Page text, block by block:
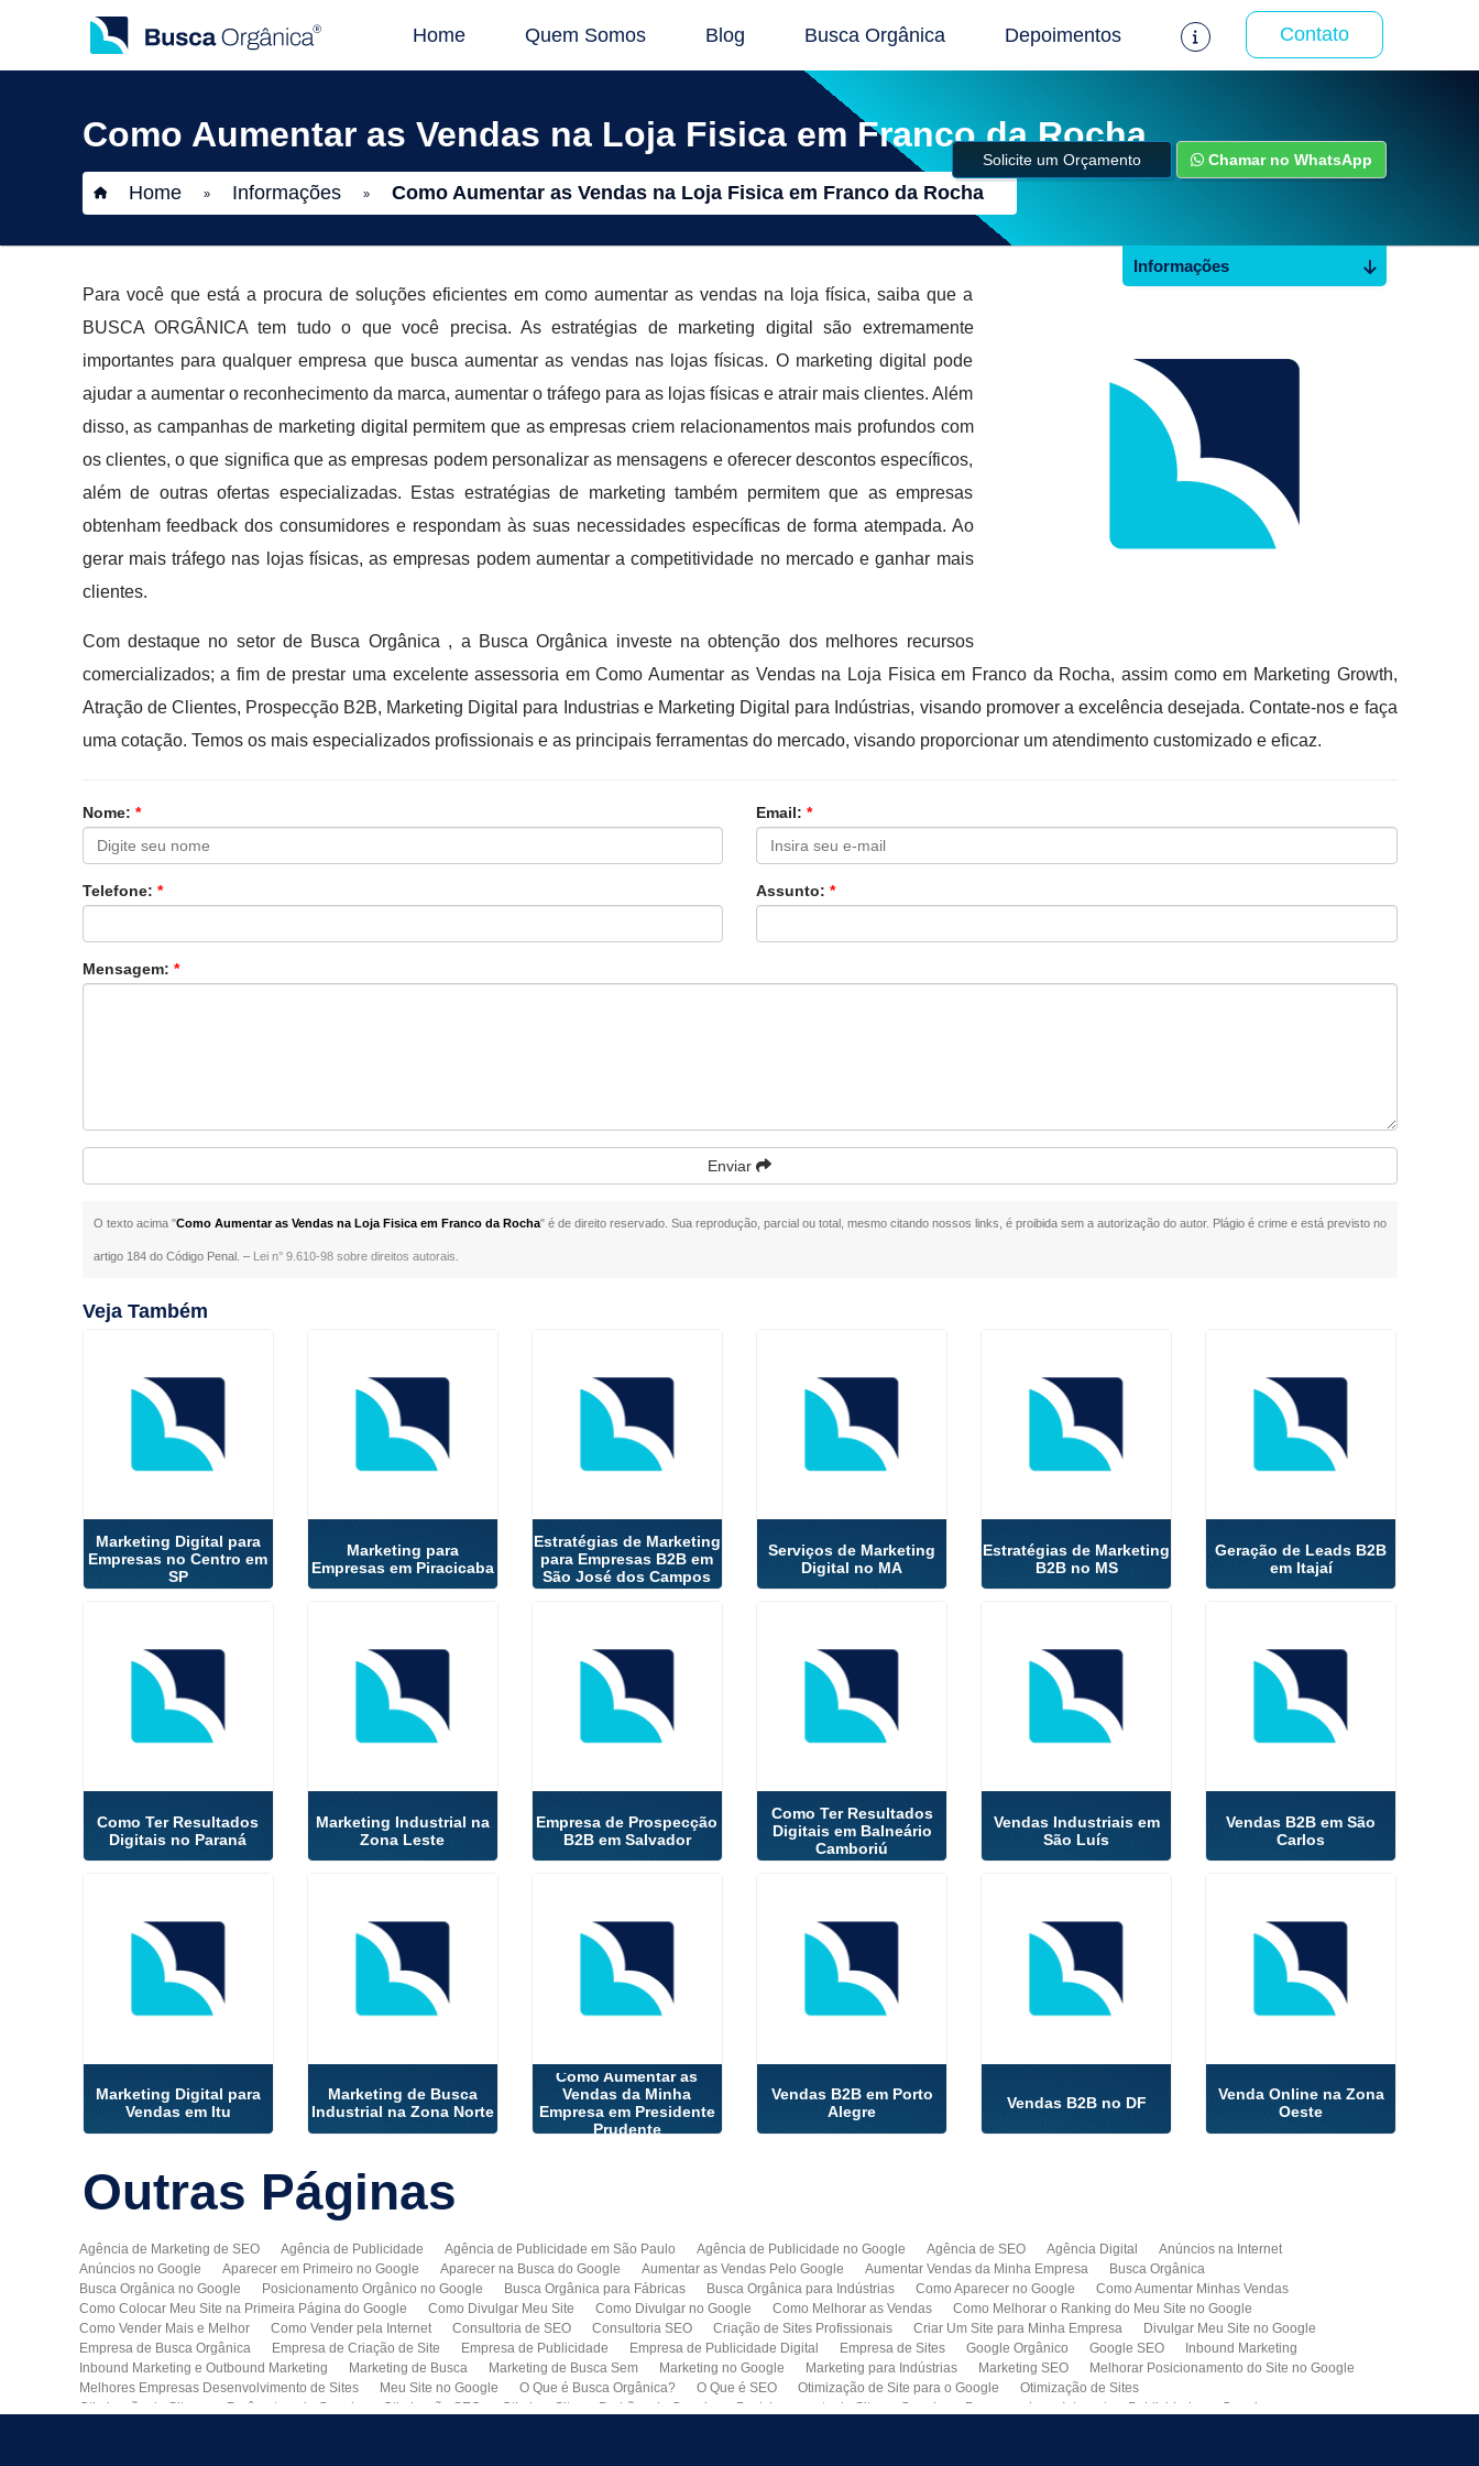
Home Quem Somos Blog Busca Orgânica Depoimentos Contato
Como Aumentar as Vendas na Loja Fisica em Franco da Rocha
Home » Informações » Como Aumentar as Vendas na Loja Fisica em Franco da Rocha
Solicite um Orçamento Chamar no WhatsApp
Para você que está a procura de soluções eficientes em como aumentar as vendas na loja física, saiba que a
BUSCA ORGÂNICA tem tudo o que você precisa. As estratégias de marketing digital são extremamente
importantes para qualquer empresa que busca aumentar as vendas nas lojas físicas. O marketing digital pode
ajudar a aumentar o reconhecimento da marca, aumentar o tráfego para as lojas físicas e atrair mais clientes. Além
disso, as campanhas de marketing digital permitem que as empresas criem relacionamentos mais profundos com
os clientes, o que significa que as empresas podem personalizar as mensagens e oferecer descontos específicos,
além de outras ofertas especializadas. Estas estratégias de marketing também permitem que as empresas
obtenham feedback dos consumidores e respondam às suas necessidades específicas de forma atempada. Ao
gerar mais tráfego nas lojas físicas, as empresas podem aumentar a competitividade no mercado e ganhar mais
clientes.
Com destaque no setor de Busca Orgânica , a Busca Orgânica investe na obtenção dos melhores recursos
comercializados; a fim de prestar uma excelente assessoria em Como Aumentar as Vendas na Loja Fisica em Franco da Rocha, assim como em Marketing Growth,
Atração de Clientes, Prospecção B2B, Marketing Digital para Industrias e Marketing Digital para Indústrias, visando promover a excelência desejada. Contate-nos e faça
uma cotação. Temos os mais especializados profissionais e as principais ferramentas do mercado, visando proporcionar um atendimento customizado e eficaz.
Nome: * Email: *
Telefone: * Assunto: *
Mensagem: *
Enviar
O texto acima "Como Aumentar as Vendas na Loja Fisica em Franco da Rocha" é de direito reservado. Sua reprodução, parcial ou total, mesmo citando nossos links, é proibida sem a autorização do autor. Plágio é crime e está previsto no
artigo 184 do Código Penal. – Lei n° 9.610-98 sobre direitos autorais
Informações
Veja Também
Marketing Digital para
Empresas no Centro em
SP
Marketing para
Empresas em Piracicaba
Estratégias de Marketing
para Empresas B2B em
São José dos Campos
Serviços de Marketing
Digital no MA
Estratégias de Marketing
B2B no MS
Geração de Leads B2B
em Itajaí
Como Ter Resultados
Digitais no Paraná
Marketing Industrial na
Zona Leste
Empresa de Prospecção
B2B em Salvador
Como Ter Resultados
Digitais em Balneário
Camboriú
Vendas Industriais em
São Luís
Vendas B2B em São
Carlos
Marketing Digital para
Vendas em Itu
Marketing de Busca
Industrial na Zona Norte
Como Aumentar as
Vendas da Minha
Empresa em Presidente
Prudente
Vendas B2B em Porto
Alegre
Vendas B2B no DF
Venda Online na Zona
Oeste
Outras Páginas
Agência de Marketing de SEO Agência de Publicidade Agência de Publicidade em São Paulo Agência de Publicidade no Google Agência de SEO Agência Digital
Anúncios na Internet
Anúncios no Google
Aparecer em Primeiro no Google Aparecer na Busca do Google Aumentar as Vendas Pelo Google Aumentar Vendas da Minha Empresa
Busca Orgânica
Busca Orgânica no Google
Posicionamento Orgânico no Google Busca Orgânica para Fábricas Busca Orgânica para Indústrias Como Aparecer no Google
Como Aumentar Minhas Vendas
Como Colocar Meu Site na Primeira Página do Google
Como Divulgar Meu Site Como Divulgar no Google Como Melhorar as Vendas
Como Melhorar o Ranking do Meu Site no Google
Como Vender Mais e Melhor
Como Vender pela Internet Consultoria de SEO Consultoria SEO Criação de Sites Profissionais Criar Um Site para Minha Empresa
Divulgar Meu Site no Google
Empresa de Busca Orgânica
Empresa de Criação de Site Empresa de Publicidade Empresa de Publicidade Digital Empresa de Sites Google Orgânico Google SEO
Inbound Marketing
Inbound Marketing e Outbound Marketing
Marketing de Busca Marketing de Busca Sem Marketing no Google Marketing para Indústrias Marketing SEO
Melhorar Posicionamento do Site no Google
Melhores Empresas Desenvolvimento de Sites
Meu Site no Google O Que é Busca Orgânica? O Que é SEO Otimização de Site para o Google
Otimização de Sites
Otimização de Sites nos Parâmetros do Google
Otimização SEO Otimizar Site Padrões do Google Posicionamento de Site no Google Propaganda na Internet
Publicidade no Google